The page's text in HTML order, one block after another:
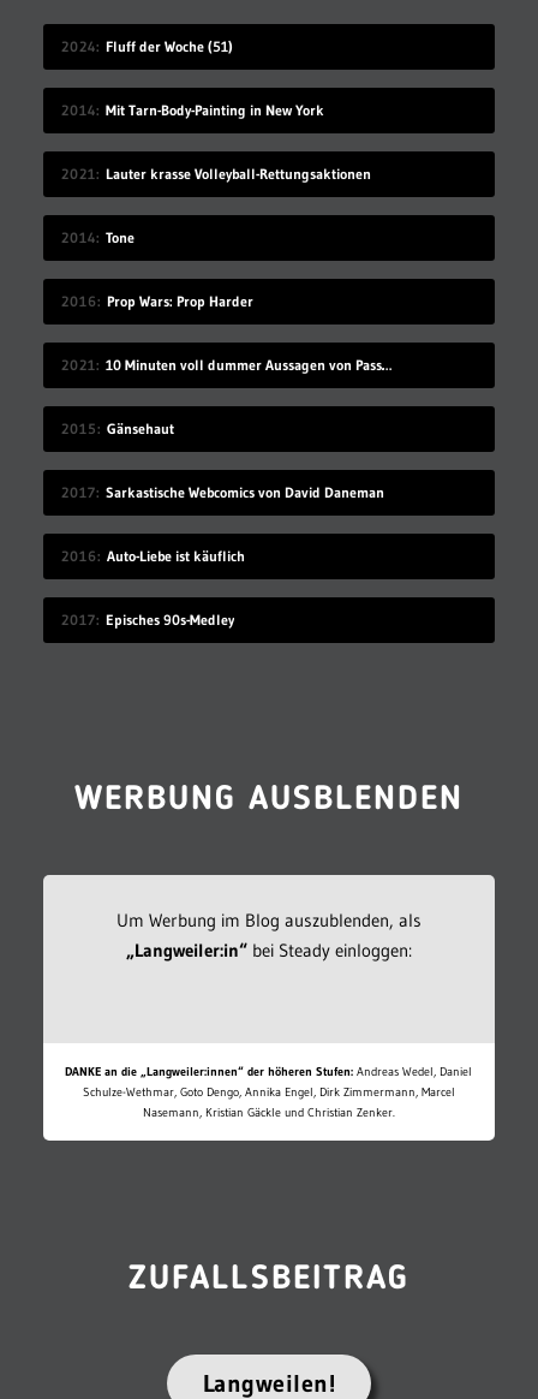
2024 Fluff der Woche (51)
2014 Mit Tarn-Body-Painting in New York
2021 Lauter krasse Volleyball-Rettungsaktionen
2014 Tone
2016 Prop Wars: Prop Harder
2021 10 Minuten voll dummer Aussagen von Passant*innen
2015 Gänsehaut
2017 Sarkastische Webcomics von David Daneman
2016 Auto-Liebe ist käuflich
2017 Episches 90s-Medley
WERBUNG AUSBLENDEN
Um Werbung im Blog auszublenden, als
„Langweiler:in“bei Steady einloggen:
DANKE an die „Langweiler:innen“ der höheren Stufen: Andreas Wedel, Daniel
Schulze-Wethmar, Goto Dengo, Annika Engel, Dirk Zimmermann, Marcel
Nasemann, Kristian Gäckle und Christian Zenker.
ZUFALLSBEITRAG
Langweilen!